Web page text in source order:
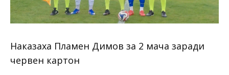
Наказаха Пламен Димов за 2 мача заради
червен картон